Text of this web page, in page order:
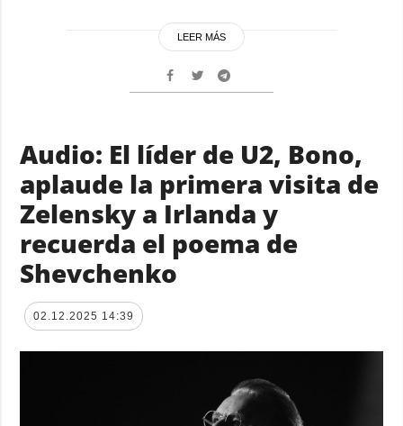
LEER MÁS
Audio: El líder de U2, Bono,
aplaude la primera visita de
Zelensky a Irlanda y
recuerda el poema de
Shevchenko
02.12.2025 14:39